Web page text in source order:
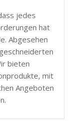
jedes
hat
Abgesehen
bieten
mit
Angeboten